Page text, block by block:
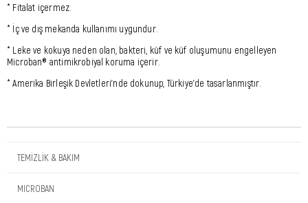
* Fitalat içermez.
* İç ve dış mekanda kullanımı uygundur.
* Leke ve kokuya neden olan, bakteri, küf ve küf oluşumunu engelleyen
Microban® antimikrobiyal koruma içerir.
* Amerika Birleşik Devletleri'nde dokunup, Türkiye'de tasarlanmıştır.
TEMİZLİK & BAKIM
MICROBAN